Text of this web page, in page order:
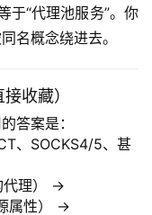
于“代理池服务”。你
名概念绕进去。
收藏）
答案是：
、SOCKS4/5、甚
代理） →
属性） →